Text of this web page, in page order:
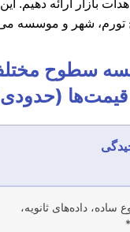
بازار ارائه دهیم.
تورم، شهر و موسسه
سطوح
قیمت‌ها
داده‌های ثانویه،